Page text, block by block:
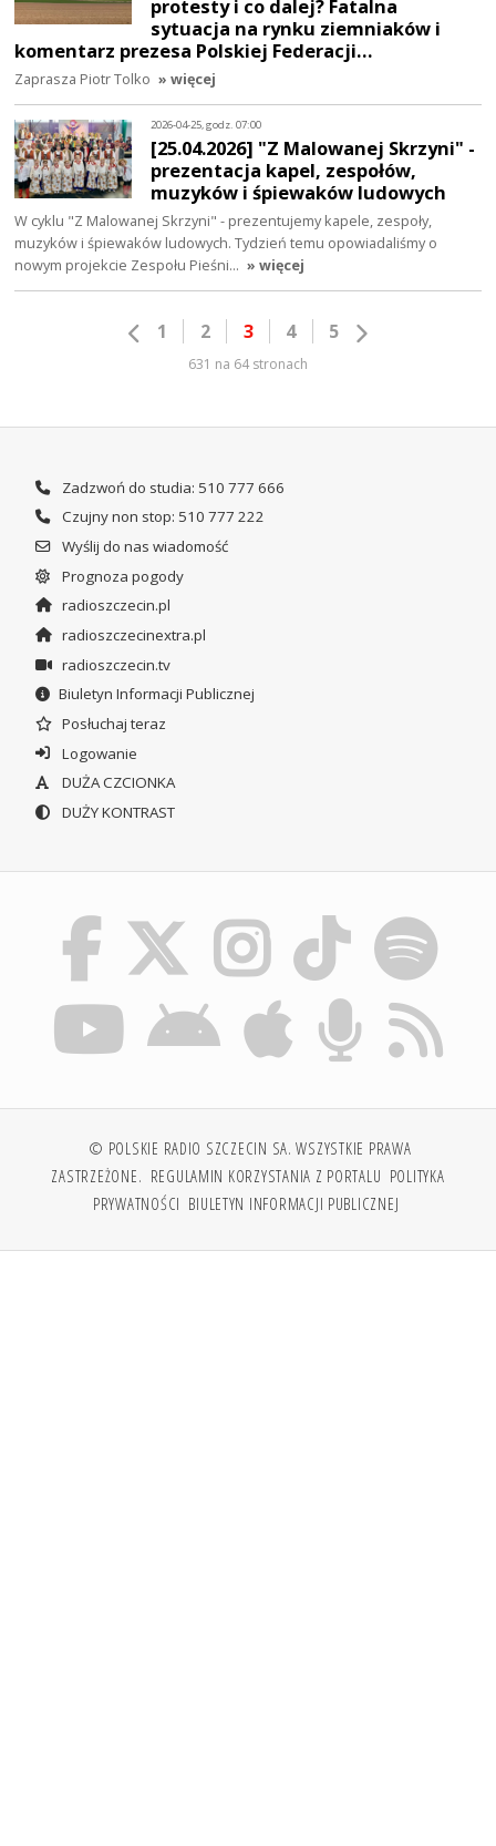
protesty i co dalej? Fatalna
sytuacja na rynku ziemniaków i
komentarz prezesa Polskiej Federacji…
Zaprasza Piotr Tolko » więcej
2026-04-25, godz. 07:00
[25.04.2026] "Z Malowanej Skrzyni" -
prezentacja kapel, zespołów,
muzyków i śpiewaków ludowych
W cyklu "Z Malowanej Skrzyni" - prezentujemy kapele, zespoły,
muzyków i śpiewaków ludowych. Tydzień temu opowiadaliśmy o
nowym projekcie Zespołu Pieśni… » więcej
1 2 3 4 5
631 na 64 stronach
Zadzwoń do studia: 510 777 666
Czujny non stop: 510 777 222
Wyślij do nas wiadomość
Prognoza pogody
radioszczecin.pl
radioszczecinextra.pl
radioszczecin.tv
Biuletyn Informacji Publicznej
Posłuchaj teraz
Logowanie
DUŻA CZCIONKA
DUŻY KONTRAST
© POLSKIE RADIO SZCZECIN SA. WSZYSTKIE PRAWA
ZASTRZEŻONE. REGULAMIN KORZYSTANIA Z PORTALU POLITYKA
PRYWATNOŚCI BIULETYN INFORMACJI PUBLICZNEJ